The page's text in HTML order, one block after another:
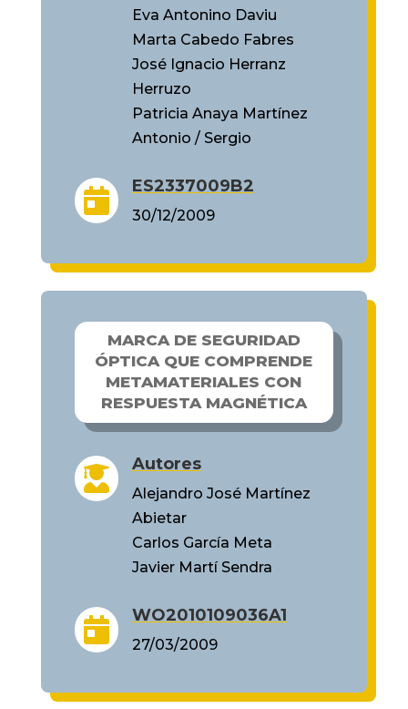
Eva Antonino Daviu
Marta Cabedo Fabres
José Ignacio Herranz
Herruzo
Patricia Anaya Martínez
Antonio / Sergio
 ES2337009B2
30/12/2009
MARCA DE SEGURIDAD
ÓPTICA QUE COMPRENDE
METAMATERIALES CON
RESPUESTA MAGNÉTICA
 Autores
Alejandro José Martínez
Abietar
Carlos García Meta
Javier Martí Sendra
 WO2010109036A1
27/03/2009